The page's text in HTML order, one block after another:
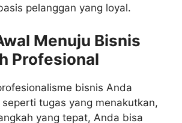
pelanggan yang loyal.
Menuju Bisnis
Profesional
bisnis Anda
tugas yang menakutkan,
yang tepat, Anda bisa